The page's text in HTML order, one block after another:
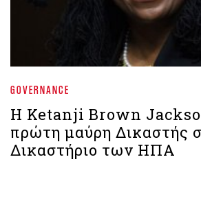
GOVERNANCE
H Ketanji Brown
πρώτη μαύρη Δικαστής
Δικαστήριο των ΗΠΑ